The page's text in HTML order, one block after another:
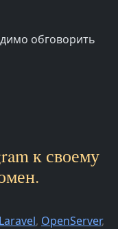
обговорить
к своему
Laravel, OpenServer,